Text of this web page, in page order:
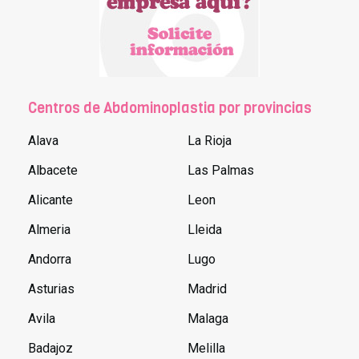
Centros de Abdominoplastia por provincias
Alava
Albacete
Alicante
Almeria
Andorra
Asturias
Avila
Badajoz
La Rioja
Las Palmas
Leon
Lleida
Lugo
Madrid
Malaga
Melilla